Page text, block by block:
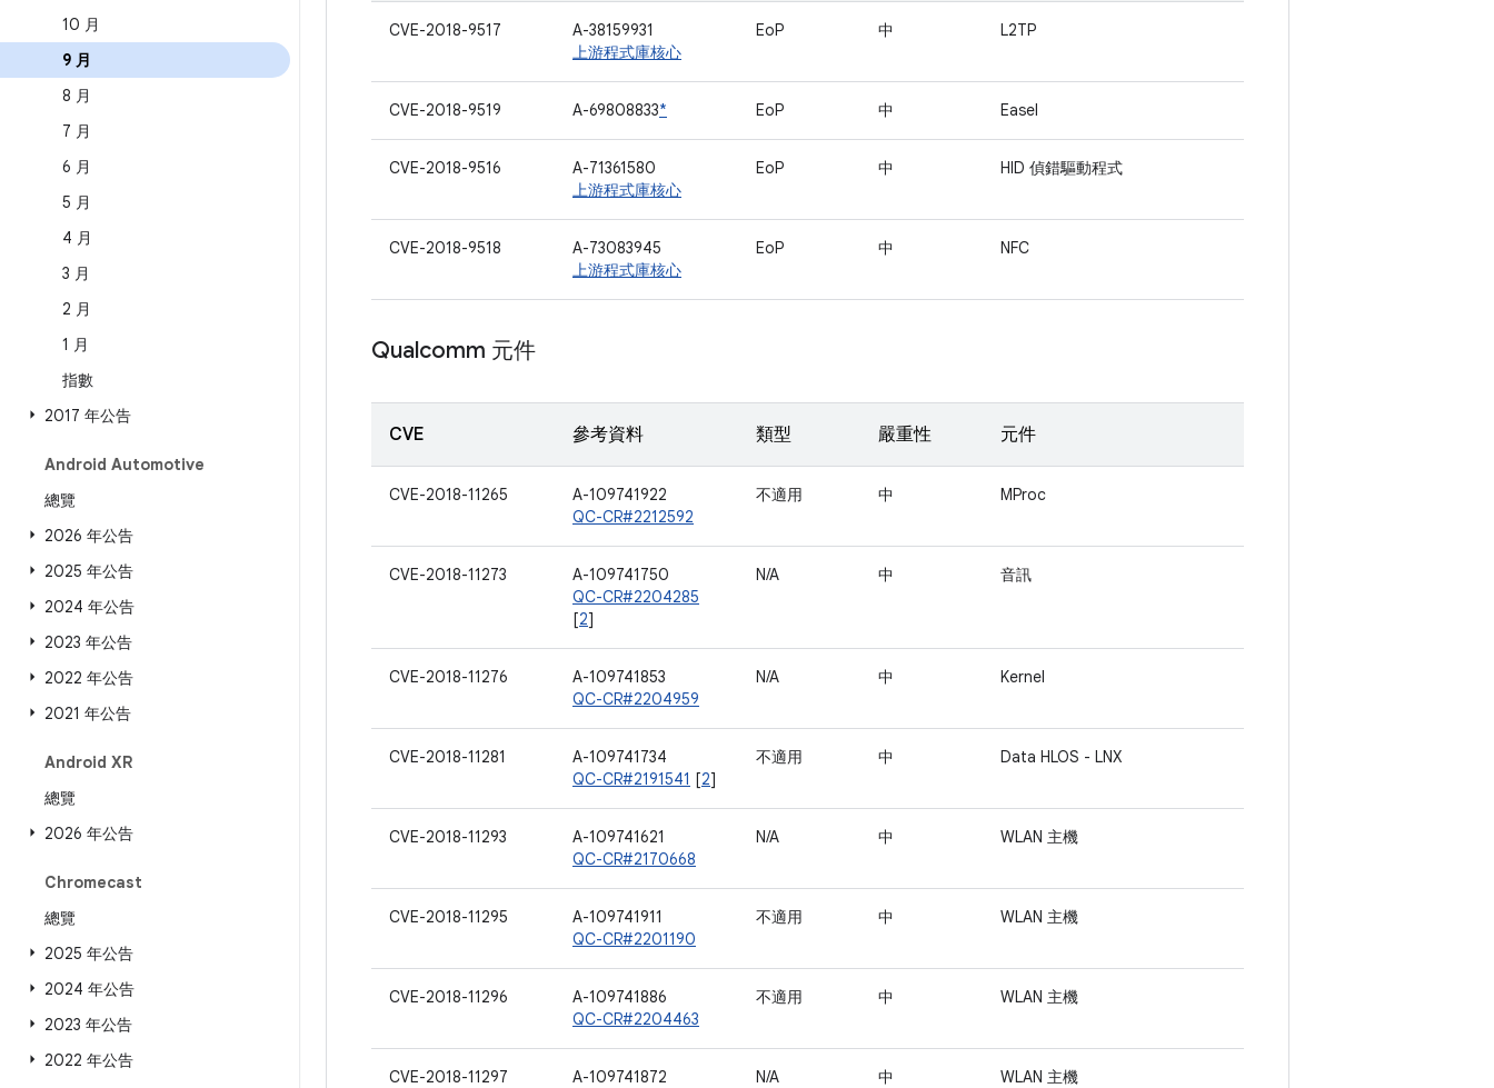
10 月
9 月
8 月
7 月
6 月
5 月
4 月
3 月
2 月
1 月
指數
2017 年公告
Android Automotive
總覽
2026 年公告
2025 年公告
2024 年公告
2023 年公告
2022 年公告
2021 年公告
Android XR
總覽
2026 年公告
Chromecast
總覽
2025 年公告
2024 年公告
2023 年公告
2022 年公告
CVE-2018-9517
A-38159931
上游程式庫核心
EoP 中 L2TP
CVE-2018-9519 A-69808833* EoP 中 Easel
CVE-2018-9516
A-71361580
上游程式庫核心
EoP 中 HID 偵錯驅動程式
CVE-2018-9518
A-73083945
上游程式庫核心
EoP 中 NFC
Qualcomm 元件
CVE 參考資料 類型 嚴重性 元件
CVE-2018-11265
A-109741922
QC-CR#2212592
不適用 中 MProc
CVE-2018-11273
A-109741750
QC-CR#2204285
[2]
N/A 中 音訊
CVE-2018-11276
A-109741853
QC-CR#2204959
N/A 中 Kernel
CVE-2018-11281
A-109741734
QC-CR#2191541 [2]
不適用 中 Data HLOS - LNX
CVE-2018-11293
A-109741621
QC-CR#2170668
N/A 中 WLAN 主機
CVE-2018-11295
A-109741911
QC-CR#2201190
不適用 中 WLAN 主機
CVE-2018-11296
A-109741886
QC-CR#2204463
不適用 中 WLAN 主機
CVE-2018-11297
A-109741872
N/A 中 WLAN 主機